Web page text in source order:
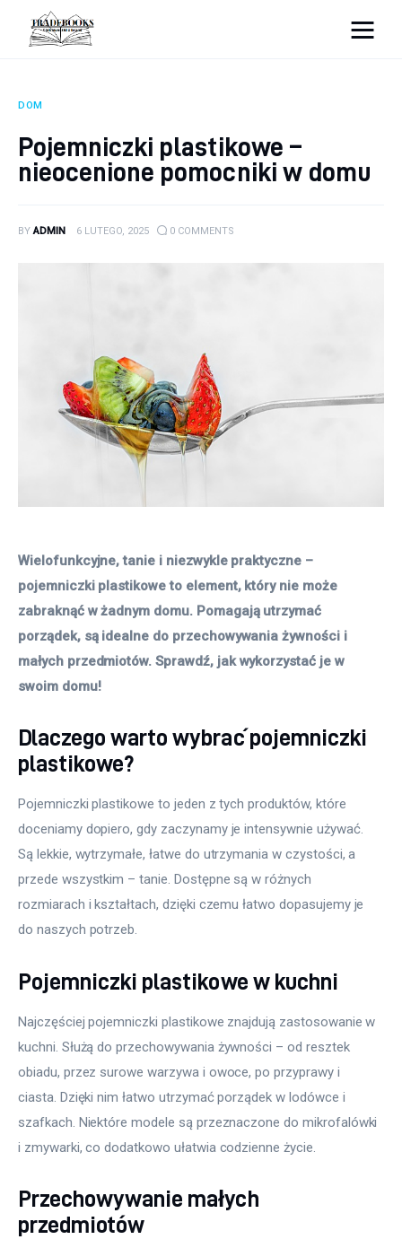
tradebooks.pl
Ciekawostki
DOM
Pojemniczki plastikowe –
nieocenione pomocniki w domu
BY ADMIN 6 LUTEGO, 2025 0 COMMENTS
Wielofunkcyjne, tanie i niezwykle praktyczne –
pojemniczki plastikowe to element, który nie może
zabraknąć w żadnym domu. Pomagają utrzymać
porządek, są idealne do przechowywania żywności i
małych przedmiotów. Sprawdź, jak wykorzystać je w
swoim domu!
Dlaczego warto wybrać pojemniczki
plastikowe?
Pojemniczki plastikowe to jeden z tych produktów, które
doceniamy dopiero, gdy zaczynamy je intensywnie używać.
Są lekkie, wytrzymałe, łatwe do utrzymania w czystości, a
przede wszystkim – tanie. Dostępne są w różnych
rozmiarach i kształtach, dzięki czemu łatwo dopasujemy je
do naszych potrzeb.
Pojemniczki plastikowe w kuchni
Najczęściej pojemniczki plastikowe znajdują zastosowanie w
kuchni. Służą do przechowywania żywności – od resztek
obiadu, przez surowe warzywa i owoce, po przyprawy i
ciasta. Dzięki nim łatwo utrzymać porządek w lodówce i
szafkach. Niektóre modele są przeznaczone do mikrofalówki
i zmywarki, co dodatkowo ułatwia codzienne życie.
Przechowywanie małych
przedmiotów